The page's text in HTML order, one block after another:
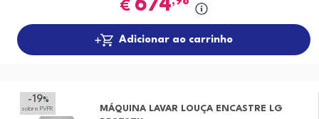
€ 674
Adicionar ao carrinho
-19%
sobre PVPR
MÁQUINA LAVAR LOUÇA ENCASTRE LG